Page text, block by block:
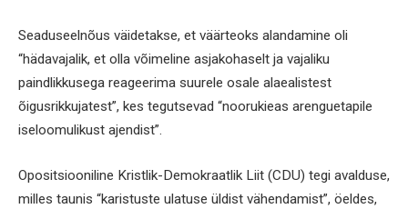
Seaduseelnõus väidetakse, et väärteoks alandamine oli
“hädavajalik, et olla võimeline asjakohaselt ja vajaliku
paindlikkusega reageerima suurele osale alaealistest
õigusrikkujatest”, kes tegutsevad “noorukieas arenguetapile
iseloomulikust ajendist”.
Opositsiooniline Kristlik-Demokraatlik Liit (CDU) tegi avalduse,
milles taunis “karistuste ulatuse üldist vähendamist”, öeldes,